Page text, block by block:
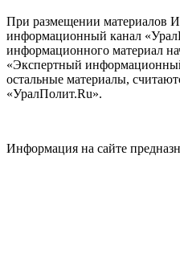
При размещении материалов
информационный канал
информационного материал
«Экспертный
остальные материалы,
«УралПолит.Ru».
Информация на сайте